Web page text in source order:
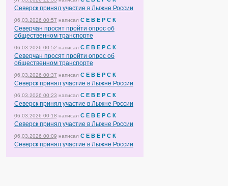
Северск принял участие в Лыжне России
06.03.2026 00:57 написал С Е В Е Р С К
Северчан просят пройти опрос об
общественном транспорте
06.03.2026 00:52 написал С Е В Е Р С К
Северчан просят пройти опрос об
общественном транспорте
06.03.2026 00:37 написал С Е В Е Р С К
Северск принял участие в Лыжне России
06.03.2026 00:23 написал С Е В Е Р С К
Северск принял участие в Лыжне России
06.03.2026 00:18 написал С Е В Е Р С К
Северск принял участие в Лыжне России
06.03.2026 00:09 написал С Е В Е Р С К
Северск принял участие в Лыжне России